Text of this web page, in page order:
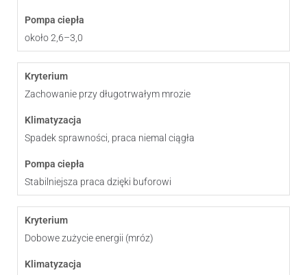
około 2,6–3,0
Zachowanie przy długotrwałym mrozie
Spadek sprawności, praca niemal ciągła
Stabilniejsza praca dzięki buforowi
Dobowe zużycie energii (mróz)